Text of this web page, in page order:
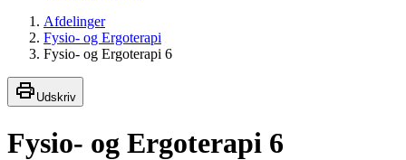
Afdelinger
Fysio- og Ergoterapi
Fysio- og Ergoterapi 6
Udskriv
Fysio- og Ergoterapi 6